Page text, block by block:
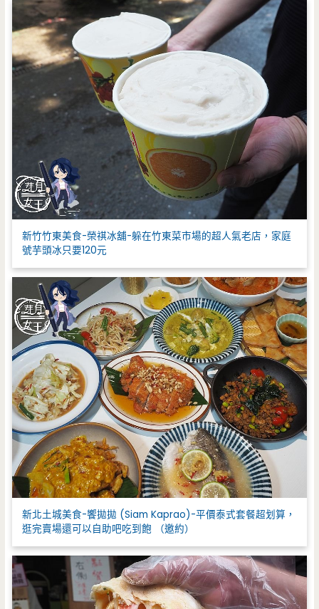
新竹竹東美食-榮祺冰舖-躲在竹東菜市場的超人氣老店，家庭
號芋頭冰只要120元
新北土城美食-饗拋拋 (Siam Kaprao)-平價泰式套餐超划算，
逛完賣場還可以自助吧吃到飽 （邀約）